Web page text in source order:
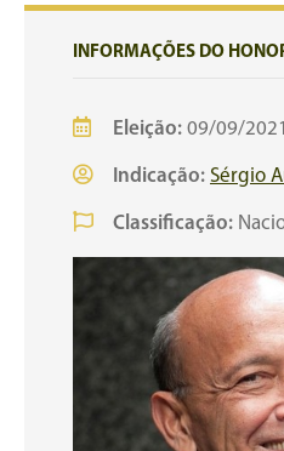
INFORMAÇÕES DO
Eleição: 09/09/2021
Indicação: Sérgio
Classificação: